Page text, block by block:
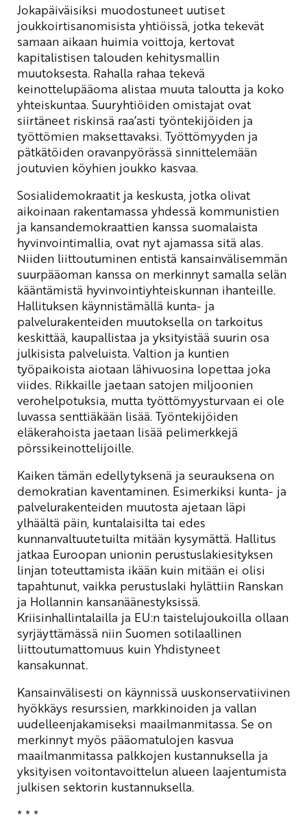
Jokapäiväisiksi muodostuneet uutiset
joukkoirtisanomisista yhtiöissä, jotka tekevät
samaan aikaan huimia voittoja, kertovat
kapitalistisen talouden kehitysmallin
muutoksesta. Rahalla rahaa tekevä
keinottelupääoma alistaa muuta taloutta ja koko
yhteiskuntaa. Suuryhtiöiden omistajat ovat
siirtäneet riskinsä raa’asti työntekijöiden ja
työttömien maksettavaksi. Työttömyyden ja
pätkätöiden oravanpyörässä sinnittelemään
joutuvien köyhien joukko kasvaa.
Sosialidemokraatit ja keskusta, jotka olivat
aikoinaan rakentamassa yhdessä kommunistien
ja kansandemokraattien kanssa suomalaista
hyvinvointimallia, ovat nyt ajamassa sitä alas.
Niiden liittoutuminen entistä kansainvälisemmän
suurpääoman kanssa on merkinnyt samalla selän
kääntämistä hyvinvointiyhteiskunnan ihanteille.
Hallituksen käynnistämällä kunta- ja
palvelurakenteiden muutoksella on tarkoitus
keskittää, kaupallistaa ja yksityistää suurin osa
julkisista palveluista. Valtion ja kuntien
työpaikoista aiotaan lähivuosina lopettaa joka
viides. Rikkaille jaetaan satojen miljoonien
verohelpotuksia, mutta työttömyysturvaan ei ole
luvassa senttiäkään lisää. Työntekijöiden
eläkerahoista jaetaan lisää pelimerkkejä
pörssikeinottelijoille.
Kaiken tämän edellytyksenä ja seurauksena on
demokratian kaventaminen. Esimerkiksi kunta- ja
palvelurakenteiden muutosta ajetaan läpi
ylhäältä päin, kuntalaisilta tai edes
kunnanvaltuutetuilta mitään kysymättä. Hallitus
jatkaa Euroopan unionin perustuslakiesityksen
linjan toteuttamista ikään kuin mitään ei olisi
tapahtunut, vaikka perustuslaki hylättiin Ranskan
ja Hollannin kansanäänestyksissä.
Kriisinhallintalailla ja EU:n taistelujoukoilla ollaan
syrjäyttämässä niin Suomen sotilaallinen
liittoutumattomuus kuin Yhdistyneet
kansakunnat.
Kansainvälisesti on käynnissä uuskonservatiivinen
hyökkäys resurssien, markkinoiden ja vallan
uudelleenjakamiseksi maailmanmitassa. Se on
merkinnyt myös pääomatulojen kasvua
maailmanmitassa palkkojen kustannuksella ja
yksityisen voitontavoittelun alueen laajentumista
julkisen sektorin kustannuksella.
* * *